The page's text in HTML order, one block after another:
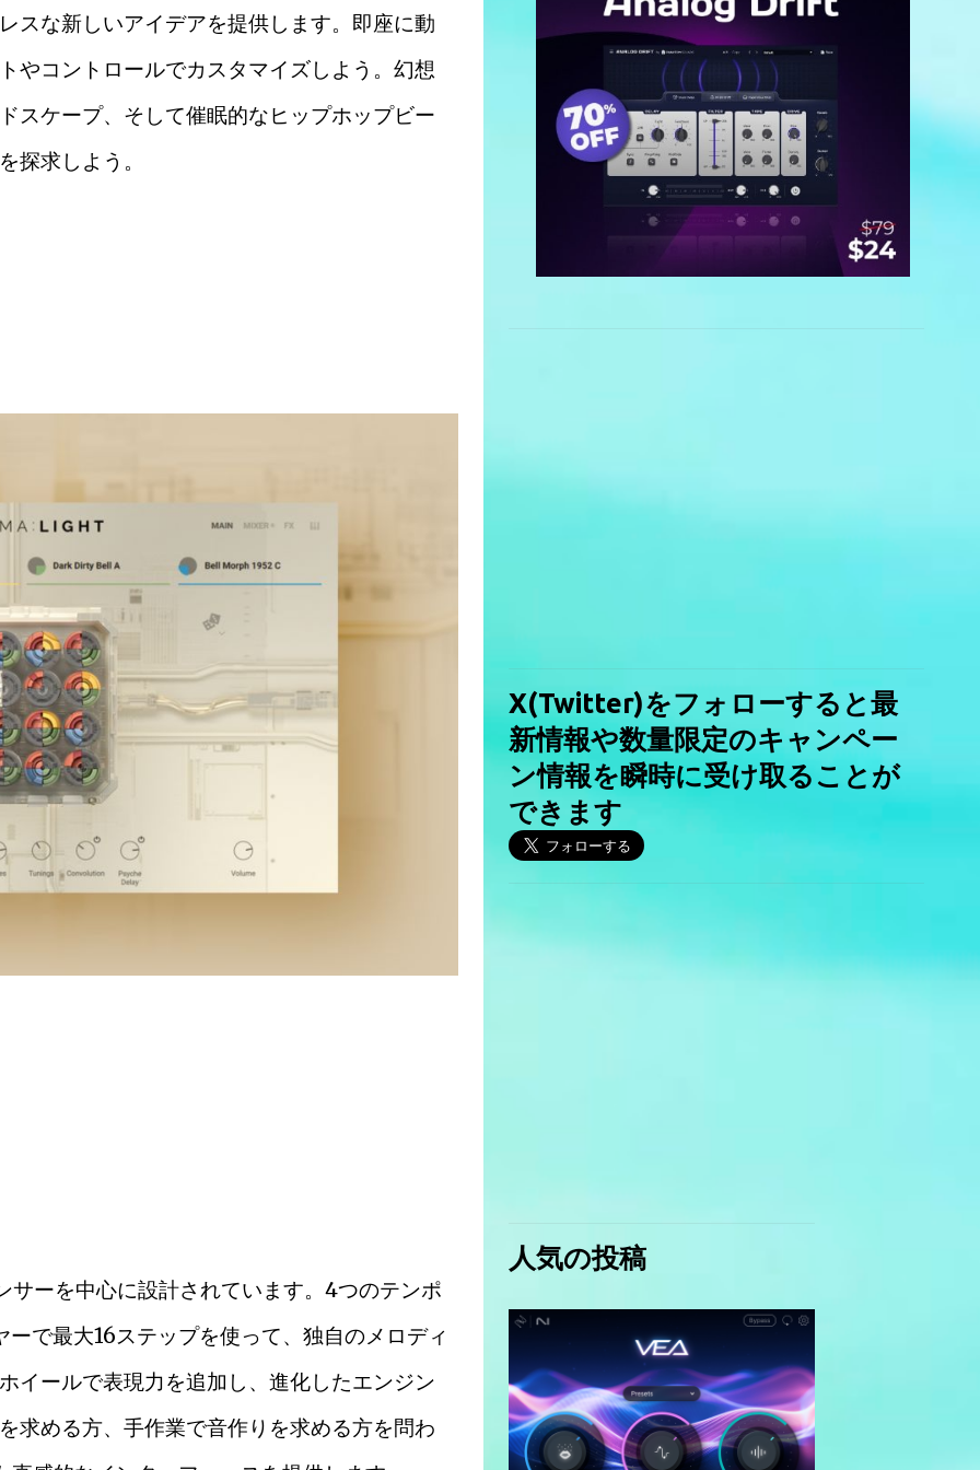
スな新しいアイデアを提供します。即座に動
やコントロールでカスタマイズしよう。幻想
スケープ、そして催眠的なヒップホップビー
探求しよう。
ーを中心に設計されています。4つのテンポ
で最大16ステップを使って、独自のメロディ
イールで表現力を追加し、進化したエンジン
求める方、手作業で音作りを求める方を問わ
X(Twitter)をフォローすると最
新情報や数量限定のキャンペー
ン情報を瞬時に受け取ることが
できます
人気の投稿